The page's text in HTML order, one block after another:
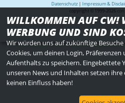
Datenschutz | Impressum &
copyright © 1999-2026
WILLKOMMEN AUF CW!
WERBUNG UND SIND
Wir würden uns auf zukünftige
Cookies, um deinen Login,
Aufenthalts zu speichern. Eingebettete
unseren News und Inhalten setzen ihre
keinen Einfluss haben!